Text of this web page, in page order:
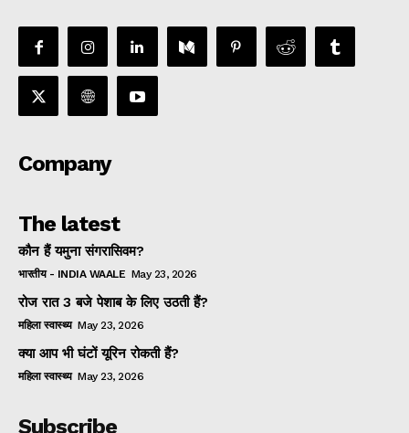
Company
The latest
कौन हैं यमुना संगरासिवम?
भारतीय - INDIA WAALE May 23, 2026
रोज रात 3 बजे पेशाब के लिए उठती हैं?
महिला स्वास्थ्य May 23, 2026
क्या आप भी घंटों यूरिन रोकती हैं?
महिला स्वास्थ्य May 23, 2026
Subscribe